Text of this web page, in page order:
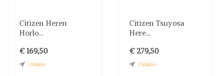
Citizen Heren
Horlo...
€ 169,50
Online
Citizen Tsuyosa
Here...
€ 279,50
Online